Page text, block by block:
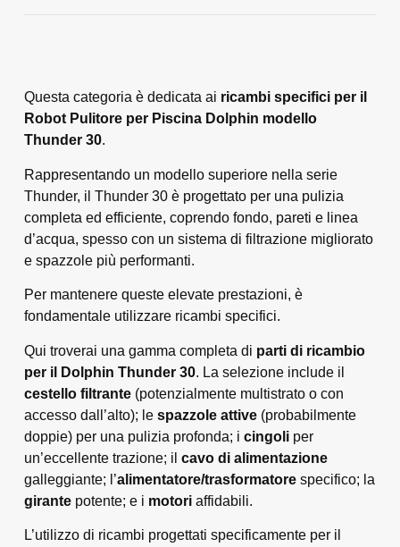
Questa categoria è dedicata ai ricambi specifici per il
Robot Pulitore per Piscina Dolphin modello
Thunder 30.
Rappresentando un modello superiore nella serie
Thunder, il Thunder 30 è progettato per una pulizia
completa ed efficiente, coprendo fondo, pareti e linea
d’acqua, spesso con un sistema di filtrazione migliorato
e spazzole più performanti.
Per mantenere queste elevate prestazioni, è
fondamentale utilizzare ricambi specifici.
Qui troverai una gamma completa di parti di ricambio
per il Dolphin Thunder 30. La selezione include il
cestello filtrante(potenzialmente multistrato o con
accesso dall’alto); le spazzole attive(probabilmente
doppie) per una pulizia profonda; i cingoliper
un’eccellente trazione; il cavo di alimentazione
galleggiante; l’alimentatore/trasformatorespecifico; la
girante potente; e i motoriaffidabili.
L’utilizzo di ricambi progettati specificamente per il